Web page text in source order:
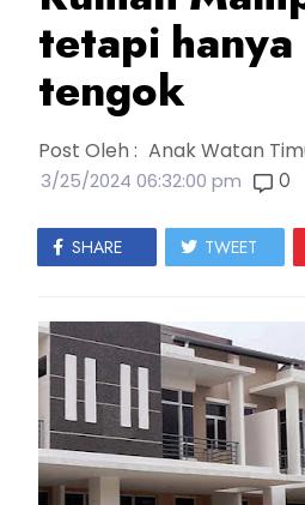
tetapi hanya
tengok
Post Oleh : Anak Watan
3/25/2024 06:32:00 pm 0
SHARE TWEET